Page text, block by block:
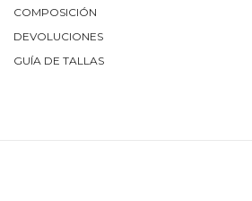
COMPOSICIÓN
DEVOLUCIONES
GUÍA DE TALLAS